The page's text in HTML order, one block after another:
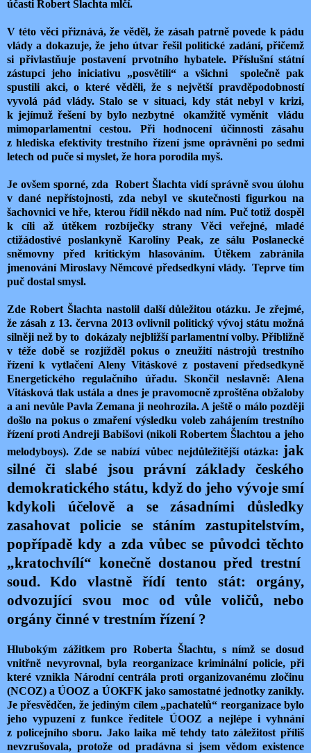
účasti Robert Šlachta mlčí.
V této věci přiznává, že věděl, že zásah patrně povede k pádu
vlády a dokazuje, že jeho útvar řešil politické zadání, přičemž
si přivlastňuje postavení prvotního hybatele. Příslušní státní
zástupci jeho iniciativu „posvětili“ a všichni
společně pak
spustili akci, o které věděli, že s největší pravděpodobností
vyvolá pád vlády. Stalo se v situaci, kdy stát nebyl v krizi,
k jejímuž řešení by bylo nezbytné
okamžitě vyměnit
vládu
mimoparlamentní cestou. Při hodnocení účinnosti zásahu
z hlediska efektivity trestního řízení jsme oprávněni po sedmi
letech od puče si myslet, že hora porodila myš.
Je ovšem sporné, zda
Robert Šlachta vidí správně svou úlohu
v dané nepřístojnosti, zda nebyl ve skutečnosti figurkou na
šachovnici ve hře, kterou řídil někdo nad ním. Puč totiž dospěl
k cíli až útěkem rozbíječky strany Věci veřejné, mladé
ctižádostivé poslankyně Karoliny Peak, ze sálu Poslanecké
sněmovny před kritickým hlasováním. Útěkem zabránila
jmenování Miroslavy Němcové předsedkyní vlády. Teprve tím
puč dostal smysl.
Zde Robert Šlachta nastolil další důležitou otázku. Je zřejmé,
že zásah z 13. června 2013 ovlivnil politický vývoj státu možná
silněji než by to dokázaly nejbližší parlamentní volby. Přibližně
v téže době se rozjížděl pokus o zneužití nástrojů trestního
řízení k vytlačení Aleny Vitáskové z postavení předsedkyně
Energetického regulačního úřadu. Skončil neslavně: Alena
Vitásková tlak ustála a dnes je pravomocně zproštěna obžaloby
a ani nevůle Pavla Zemana ji neohrozila. A ještě o málo později
došlo na pokus o zmaření výsledku voleb zahájením trestního
řízení proti Andreji Babišovi (nikoli Robertem Šlachtou a jeho
melodyboys). Zde se nabízí vůbec nejdůležitější otázka: jak
silné či slabé jsou právní základy českého
demokratického státu, když do jeho vývoje smí
kdykoli účelově a se zásadními důsledky
zasahovat policie se stáním zastupitelstvím,
popřípadě kdy a zda vůbec se původci těchto
„kratochvílí“ konečně dostanou před trestní
soud. Kdo vlastně řídí tento stát: orgány,
odvozující svou moc od vůle voličů, nebo
orgány činné v trestním řízení ?
Hlubokým zážitkem pro Roberta Šlachtu, s nímž se dosud
vnitřně nevyrovnal, byla reorganizace kriminální policie, při
které vznikla Národní centrála proti organizovanému zločinu
(NCOZ) a ÚOOZ a ÚOKFK jako samostatné jednotky zanikly.
Je přesvědčen, že jediným cílem „pachatelů“ reorganizace bylo
jeho vypuzení z funkce ředitele ÚOOZ a nejlépe i vyhnání
z policejního sboru. Jako laika mě tehdy tato záležitost příliš
nevzrušovala, protože od pradávna si jsem vědom existence